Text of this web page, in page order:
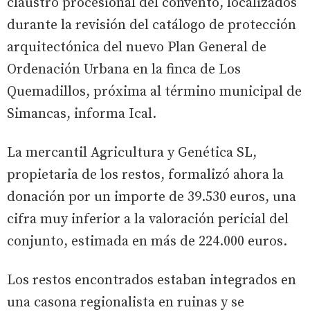
durante la revisión del catálogo de protección
arquitectónica del nuevo Plan General de
Ordenación Urbana en la finca de Los
Quemadillos, próxima al término municipal de
Simancas, informa Ical.
La mercantil Agricultura y Genética SL,
propietaria de los restos, formalizó ahora la
donación por un importe de 39.530 euros, una
cifra muy inferior a la valoración pericial del
conjunto, estimada en más de 224.000 euros.
Los restos encontrados estaban integrados en
una casona regionalista en ruinas y se